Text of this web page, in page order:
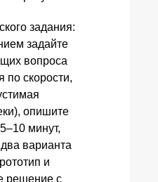
задания:
задайте
вопроса
по скорости,
опишите
минут,
варианта
и
решение с